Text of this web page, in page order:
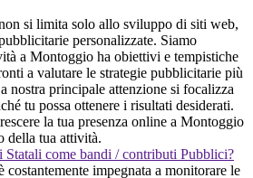
si limita solo allo sviluppo di siti web,
personalizzate. Siamo
a Montoggio ha obiettivi e tempistiche
a valutare le strategie pubblicitarie più
nostra principale attenzione si focalizza
tu possa ottenere i risultati desiderati.
la tua presenza online a Montoggio
della tua attività.
come bandi / contributi Pubblici?
costantemente impegnata a monitorare le